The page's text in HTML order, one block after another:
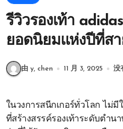
รีวิวรองเท้า
ยอดนิยมแห่งปีที่ส
由 y, chen 11 月 3, 2025 没
ในวงการสนีกเกอร์ทั่วโลก ไม่มีใครไม่รู้จักแบรนด์ adidas
ที่สร้างสรรค์รองเท้าระดับตำน